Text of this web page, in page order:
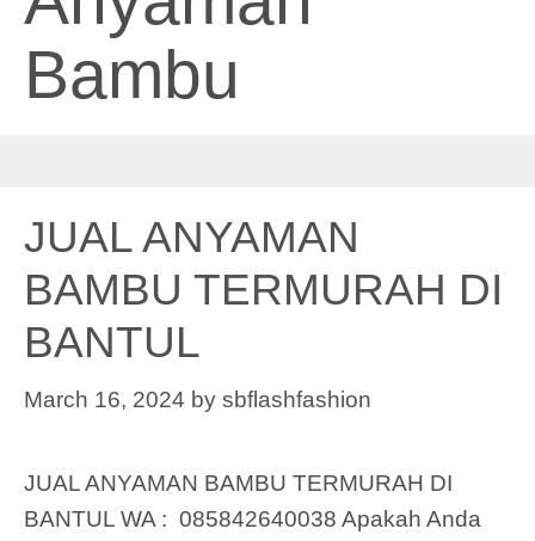
Bambu
JUAL ANYAMAN
BAMBU TERMURAH DI
BANTUL
March 16, 2024 by sbflashfashion
JUAL ANYAMAN BAMBU TERMURAH DI
BANTUL WA : 085842640038 Apakah Anda